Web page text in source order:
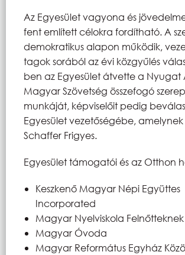
Az Egyesület vagyona és
fent említett célokra fordítható. A
demokratikus alapon működik,
tagok sorából az évi közgyűlés
ben az Egyesület átvette a Nyugat
Magyar Szövetség összefogó
munkáját, képviselőit pedig
Egyesület vezetőségébe,
Schaffer Frigyes.
Egyesület támogatói és az Otthon
Keszkenő Magyar Népi Együttes
Incorporated
Magyar Nyelviskola Felnőtteknek
Magyar Óvoda
Magyar Református Egyház